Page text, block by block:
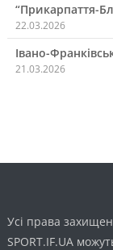
“Прикарпаття-
22.03.2026
Івано-
21.03.2026
Усі права
SPORT.IF.UA